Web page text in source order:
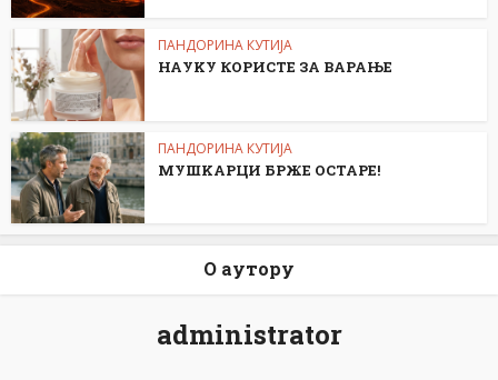
ПАНДОРИНА КУТИЈА
НАУKУ КОРИСТЕ ЗА ВАРАЊЕ
ПАНДОРИНА КУТИЈА
МУШKАРЦИ БРЖЕ ОСТАРЕ!
О аутору
administrator